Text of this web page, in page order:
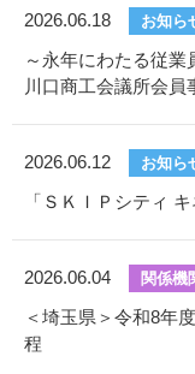
2026.06.18 お知ら
～永年にわたる従業
川口商工会議所会員
2026.06.12 お知ら
「ＳＫＩＰシティ
2026.06.04 関係機
＜埼玉県＞令和8年
程